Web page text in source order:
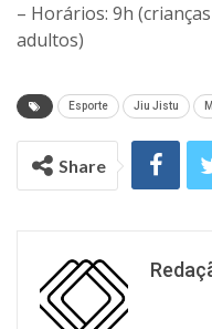
– Horários: 9h
adultos)
Esporte Jiu Jistu
Share